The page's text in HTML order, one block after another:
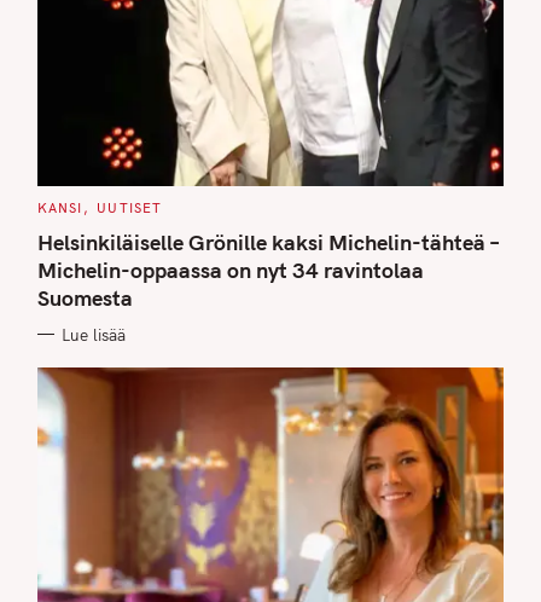
C
T
E
G
O
R
I
S
KANSI UUTISET
Helsinkiläiselle Grönille kaksi Michelin-tähteä –
Michelin-oppaassa on nyt 34 ravintolaa
Suomesta
Lue lisää